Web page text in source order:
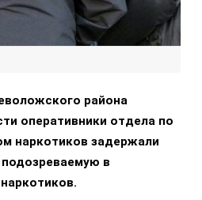
района
оперативники отдела по
наркотиков задержали
в